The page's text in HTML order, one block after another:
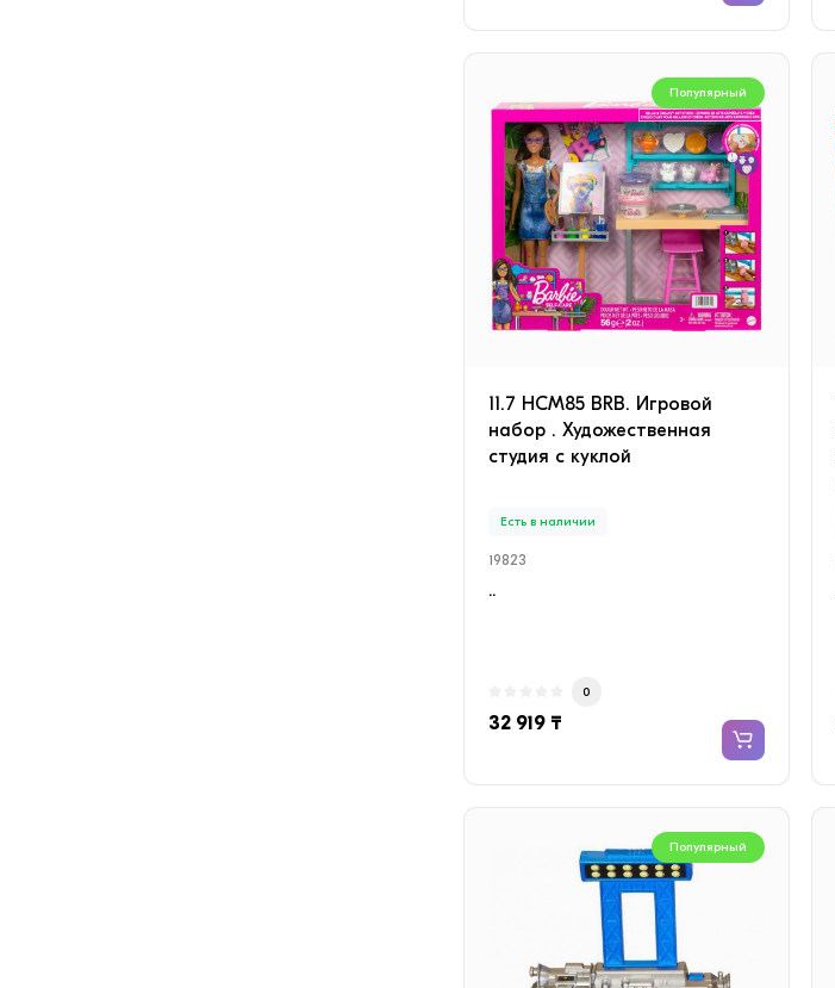
Популярный
11.7 HCM85 BRB. Игровой
набор . Художественная
студия с куклой
Есть в наличии
19823
..
0
32 919 ₸
Популярный